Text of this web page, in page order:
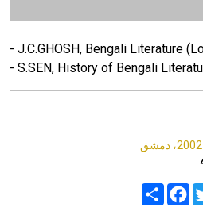
- J.C.GHOSH, Bengali Literature
- S.SEN, History of Bengali
Share
Facebook